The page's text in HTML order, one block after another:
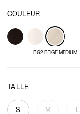
COULEUR
BG2 BEIGE MEDIUM
TAILLE
S M